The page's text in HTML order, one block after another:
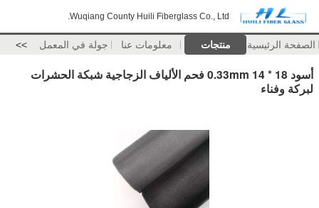
Wuqiang County Huili Fiberglass Co., Ltd.
الصفحة الرئيسية منتجات معلومات عنا جولة في المعمل >>
أسود 18 * 14 0.33mm فحم الألياف الزجاجية شبكة الحشرات
لبركة وفناء